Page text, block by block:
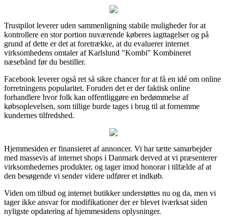
Trustpilot leverer uden sammenligning stabile muligheder for at
kontrollere en stor portion nuværende køberes iagttagelser og på
grund af dette er det at foretrække, at du evaluerer internet
virksomhedens omtaler af Karlslund "Kombi" Kombineret
næsebånd før du bestiller.
Facebook leverer også ret så sikre chancer for at få en idé om online
forretningens popularitet. Foruden det er der faktisk online
forhandlere hvor folk kan offentliggøre en bedømmelse af
købsoplevelsen, som tillige burde tages i brug til at fornemme
kundernes tilfredshed.
Hjemmesiden er finansieret af annoncer. Vi har tætte samarbejder
med massevis af internet shops i Danmark derved at vi præsenterer
virksomhedernes produkter, og tager imod honorar i tilfælde af at
den besøgende vi sender videre udfører et indkøb.
Viden om tilbud og internet butikker understøttes nu og da, men vi
tager ikke ansvar for modifikationer der er blevet iværksat siden
nyligste opdatering af hjemmesidens oplysninger.